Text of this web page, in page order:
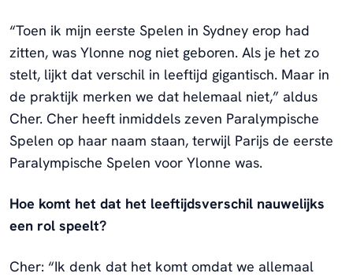
“Toen ik mijn eerste Spelen in Sydney erop had
zitten, was Ylonne nog niet geboren. Als je het zo
stelt, lijkt dat verschil in leeftijd gigantisch. Maar in
de praktijk merken we dat helemaal niet,” aldus
Cher. Cher heeft inmiddels zeven Paralympische
Spelen op haar naam staan, terwijl Parijs de eerste
Paralympische Spelen voor Ylonne was.
Hoe komt het dat het leeftijdsverschil nauwelijks
een rol speelt?
Cher: “Ik denk dat het komt omdat we allemaal